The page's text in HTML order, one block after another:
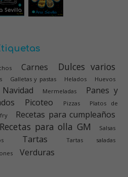
Carnes Dulces varios
Galletas y pastas Helados Huevos
Mermeladas
Panes y
Picoteo Pizzas
Platos de
Recetas para cumpleaños
Recetas para olla GM
Salsas
Tartas Tartas saladas
Verduras